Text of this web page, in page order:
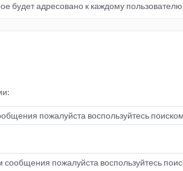
будет адресовано к каждому
пожалуйста воспользуйтесь
сообщения пожалуйста воспользуйтесь